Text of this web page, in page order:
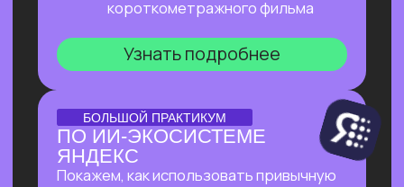
ПОДРАБОТКА НА ИИ
ДЛЯ КАЖДОГО
Разберем, на каких задачах можно
выстроить стабильную подработку
от 30 т.р. с помощью простых ИИ-
✔ Без технического бэкграунда
✔ Без смены профессии и опыта
во фрилансе
✔ Даже если есть всего 2 часа в день
Узнать подробнее